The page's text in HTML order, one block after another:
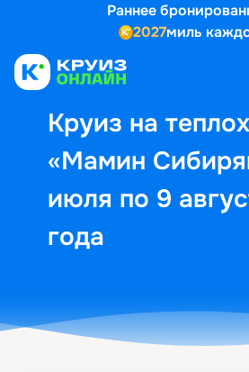
Раннее
2027миль
Круиз на
«Мамин
июля по 9
года
Выбор кают